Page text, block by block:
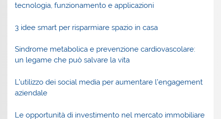
tecnologia, funzionamento e applicazioni
3 idee smart per risparmiare spazio in casa
Sindrome metabolica e prevenzione cardiovascolare:
un legame che può salvare la vita
L’utilizzo dei social media per aumentare l’engagement
aziendale
Le opportunità di investimento nel mercato immobiliare